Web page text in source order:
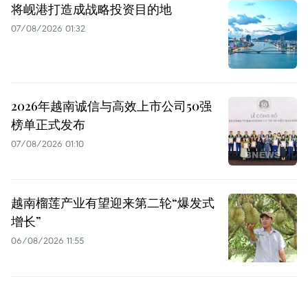
将岘港打造成战略投资目的地
07/08/2026 01:32
2026年越南诚信与高效上市公司50强
榜单正式发布
07/08/2026 01:10
越南榴莲产业有望迎来第二轮“爆发式
增长”
06/08/2026 11:55